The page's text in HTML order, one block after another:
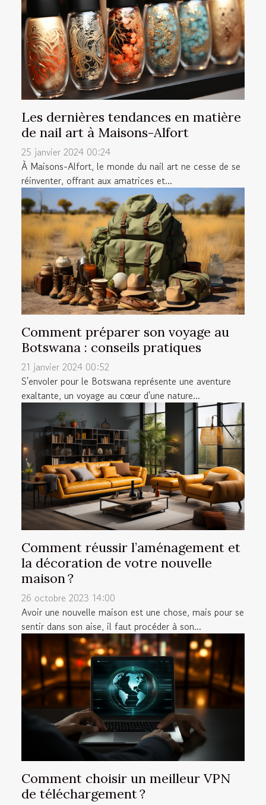
Les dernières tendances en matière
de nail art à Maisons-Alfort
25 janvier 2024 00:24
À Maisons-Alfort, le monde du nail art ne cesse de se
réinventer, offrant aux amatrices et...
Comment préparer son voyage au
Botswana : conseils pratiques
21 janvier 2024 00:52
S'envoler pour le Botswana représente une aventure
exaltante, un voyage au cœur d'une nature...
Comment réussir l’aménagement et
la décoration de votre nouvelle
maison ?
26 octobre 2023 14:00
Avoir une nouvelle maison est une chose, mais pour se
sentir dans son aise, il faut procéder à son...
Comment choisir un meilleur VPN
de téléchargement ?